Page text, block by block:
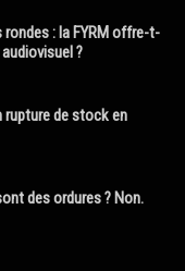
rondes : la FYRM offre-t-
?
rupture de stock en
des ordures ? Non.